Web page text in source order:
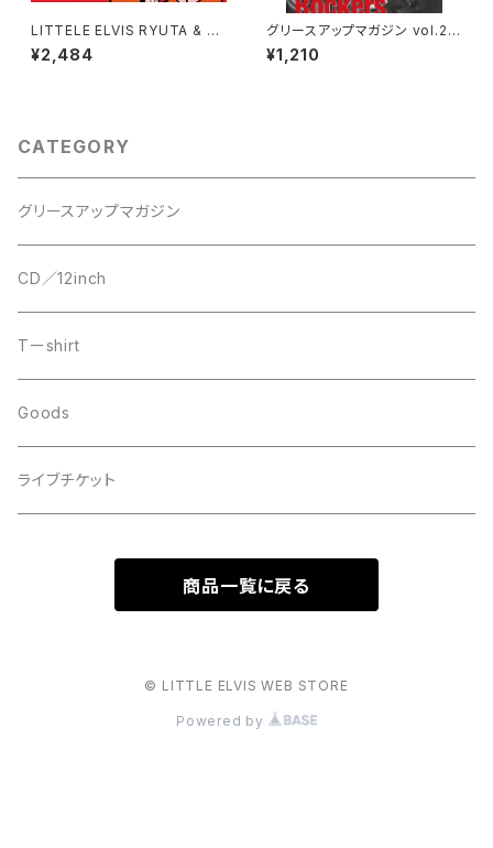
LITTELE ELVIS RYUTA & T
HE S.R.P FEEL LIKE ROCKI
N’
¥2,484
グリースアップマガジン vol.20
特集ロッカーズ 12月25日発売
決定！
¥1,210
CATEGORY
グリースアップマガジン
CD／12inch
Tーshirt
Goods
ライブチケット
商品一覧に戻る
© LITTLE ELVIS WEB STORE
Powered by